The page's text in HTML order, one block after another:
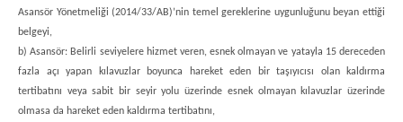
Asansör Yönetmeliği (2014/33/AB)’nin temel gereklerine uygunluğunu beyan ettiği
belgeyi,
b) Asansör: Belirli seviyelere hizmet veren, esnek olmayan ve yatayla 15 dereceden
fazla açı yapan kılavuzlar boyunca hareket eden bir taşıyıcısı olan kaldırma
tertibatını veya sabit bir seyir yolu üzerinde esnek olmayan kılavuzlar üzerinde
olmasa da hareket eden kaldırma tertibatını,